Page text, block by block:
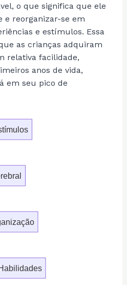
o que significa que ele
e reorganizar-se em
e estímulos. Essa
as crianças adquiram
relativa facilidade,
anos de vida,
em seu pico de